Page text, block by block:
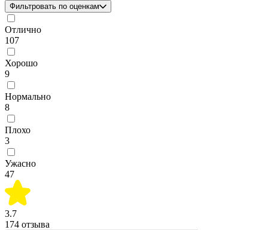
Фильтровать по оценкам
Отлично
107
Хорошо
9
Нормально
8
Плохо
3
Ужасно
47
3.7
174 отзыва